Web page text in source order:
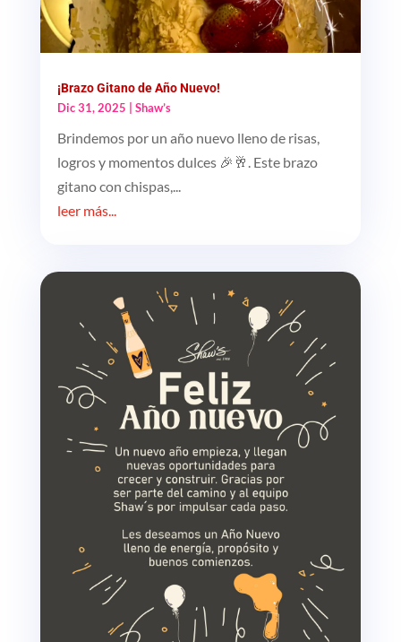
¡Brazo Gitano de Año Nuevo!
Dic 31, 2025
Shaw’s
Brindemos por un año nuevo lleno de risas,
logros y momentos dulces 🎉🥂. Este brazo
gitano con chispas,...
leer más...